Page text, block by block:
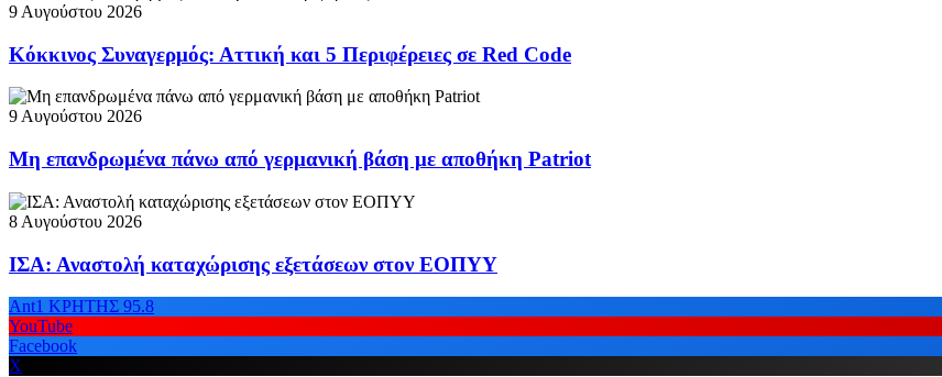
9 Αυγούστου 2026
Κόκκινος Συναγερμός: Αττική και 5 Περιφέρειες σε Red Code
9 Αυγούστου 2026
Μη επανδρωμένα πάνω από γερμανική βάση με αποθήκη Patriot
8 Αυγούστου 2026
ΙΣΑ: Αναστολή καταχώρισης εξετάσεων στον ΕΟΠΥΥ
Ant1 ΚΡΗΤΗΣ 95.8
YouTube
Facebook
X